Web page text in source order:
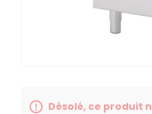
Désolé, ce produit